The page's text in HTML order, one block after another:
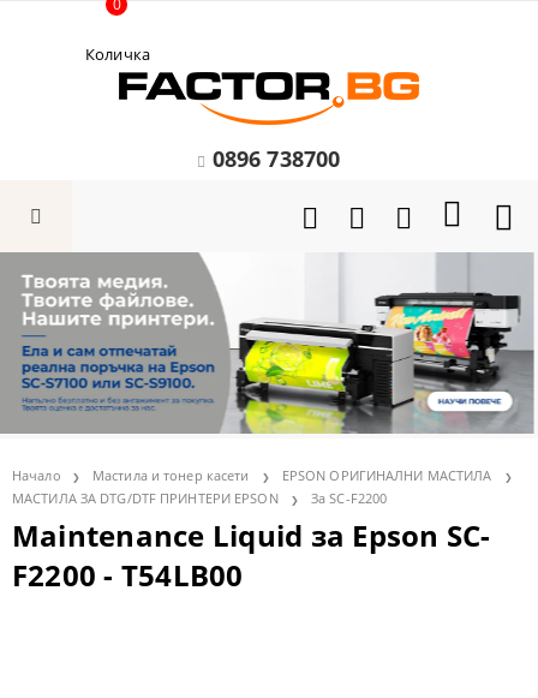
Количка
0
0896 738700
Начало Мастила и тонер касети
EPSON ОРИГИНАЛНИ МАСТИЛА
МАСТИЛА ЗА DTG/DTF ПРИНТЕРИ EPSON
За SC-F2200
Maintenance Liquid за Epson SC-
F2200 - T54LB00